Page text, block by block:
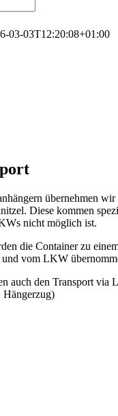
03-03T12:20:08+01:00
übernehmen wir
Diese kommen
nicht möglich ist.
die Container zu
und vom LKW
auch den Transport via
Hängerzug)